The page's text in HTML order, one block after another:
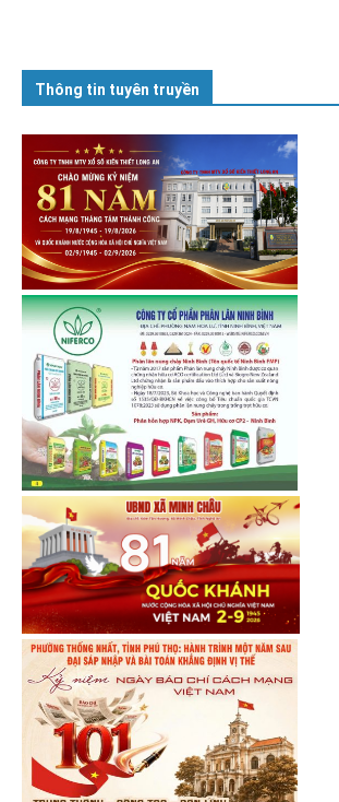
Thông tin tuyên truyền